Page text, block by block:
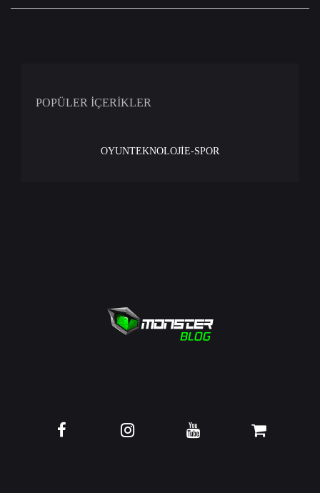
POPÜLER İÇERİKLER
OYUNTEKNOLOJİE-SPOR